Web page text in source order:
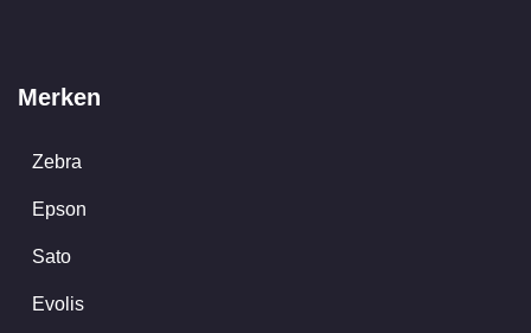
Merken
Zebra
Epson
Sato
Evolis